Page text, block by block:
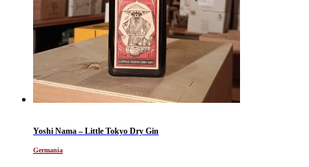
Yoshi Nama – Little Tokyo Dry Gin
Germania